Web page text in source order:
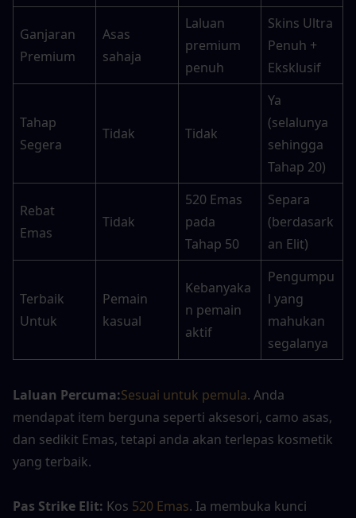
Ganjaran
Premium
Asas
sahaja
Laluan
premium
penuh
Skins Ultra
Penuh +
Eksklusif
Tahap
Segera
Tidak Tidak
Ya
(selalunya
sehingga
Tahap 20)
Rebat
Emas
Tidak
520 Emas
pada
Tahap 50
Separa
(berdasark
an Elit)
Terbaik
Untuk
Pemain
kasual
Kebanyaka
n pemain
aktif
Pengumpu
l yang
mahukan
segalanya
Laluan Percuma:Sesuai untuk pemula. Anda
mendapat item berguna seperti aksesori, camo asas,
dan sedikit Emas, tetapi anda akan terlepas kosmetik
yang terbaik.
Pas Strike Elit: Kos 520 Emas. Ia membuka kunci